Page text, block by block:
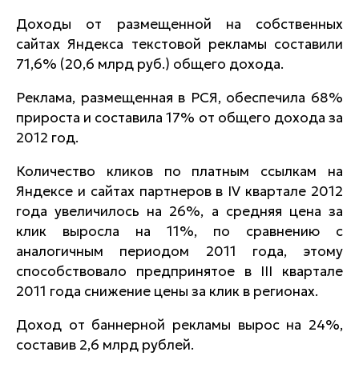
Доходы от размещенной на собственных
сайтах Яндекса текстовой рекламы составили
71,6% (20,6 млрд руб.) общего дохода.
Реклама, размещенная в РСЯ, обеспечила 68%
прироста и составила 17% от общего дохода за
2012 год.
Количество кликов по платным ссылкам на
Яндексе и сайтах партнеров в IV квартале 2012
года увеличилось на 26%, а средняя цена за
клик выросла на 11%, по сравнению с
аналогичным периодом 2011 года, этому
способствовало предпринятое в III квартале
2011 года снижение цены за клик в регионах.
Доход от баннерной рекламы вырос на 24%,
составив 2,6 млрд рублей.